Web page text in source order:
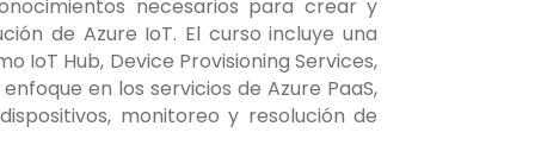
necesarios para crear y
de Azure IoT. El curso incluye una
IoT Hub, Device Provisioning Services,
en los servicios de Azure PaaS,
monitoreo y resolución de